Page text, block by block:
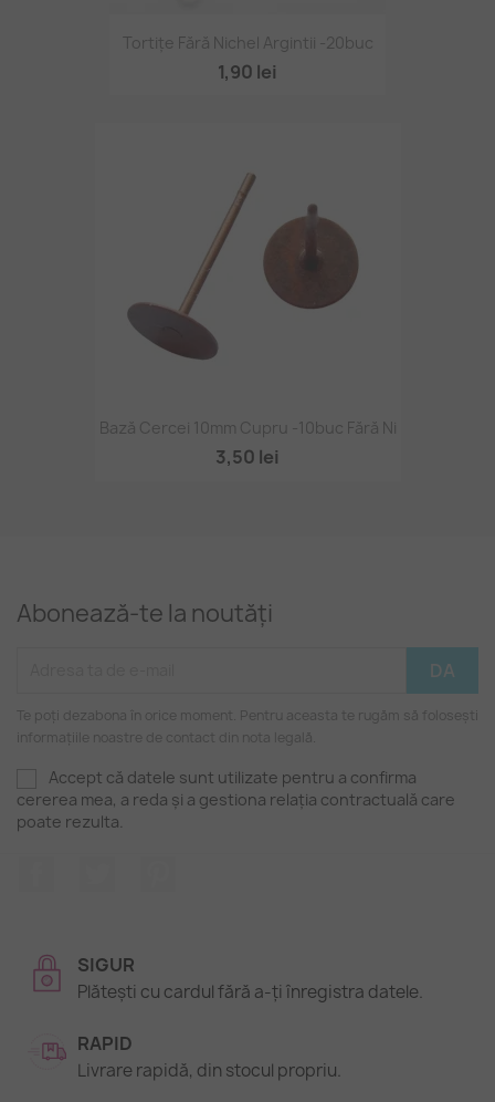
Tortițe Fără Nichel Argintii -20buc
1,90 lei
Bază Cercei 10mm Cupru -10buc Fără Ni
3,50 lei
Abonează-te la noutăți
Te poți dezabona în orice moment. Pentru aceasta te rugăm să folosești
informațiile noastre de contact din nota legală.
Accept că datele sunt utilizate pentru a confirma
cererea mea, a reda și a gestiona relația contractuală care
poate rezulta.
SIGUR
Plătești cu cardul fără a-ți înregistra datele.
RAPID
Livrare rapidă, din stocul propriu.